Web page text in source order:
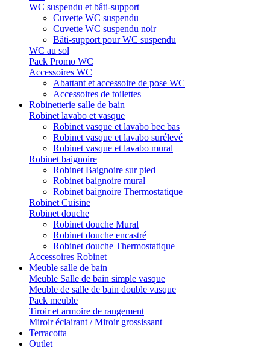
WC suspendu et bâti-support
Cuvette WC suspendu
Cuvette WC suspendu noir
Bâti-support pour WC suspendu
WC au sol
Pack Promo WC
Accessoires WC
Abattant et accessoire de pose WC
Accessoires de toilettes
Robinetterie salle de bain
Robinet lavabo et vasque
Robinet vasque et lavabo bec bas
Robinet vasque et lavabo surélevé
Robinet vasque et lavabo mural
Robinet baignoire
Robinet Baignoire sur pied
Robinet baignoire mural
Robinet baignoire Thermostatique
Robinet Cuisine
Robinet douche
Robinet douche Mural
Robinet douche encastré
Robinet douche Thermostatique
Accessoires Robinet
Meuble salle de bain
Meuble Salle de bain simple vasque
Meuble de salle de bain double vasque
Pack meuble
Tiroir et armoire de rangement
Miroir éclairant / Miroir grossissant
Terracotta
Outlet